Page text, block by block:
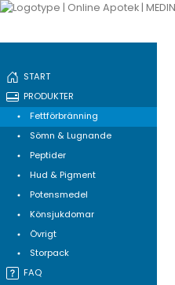
START
PRODUKTER
Fettförbränning
Sömn & Lugnande
Peptider
Hud & Pigment
Potensmedel
Könsjukdomar
Övrigt
Storpack
FAQ